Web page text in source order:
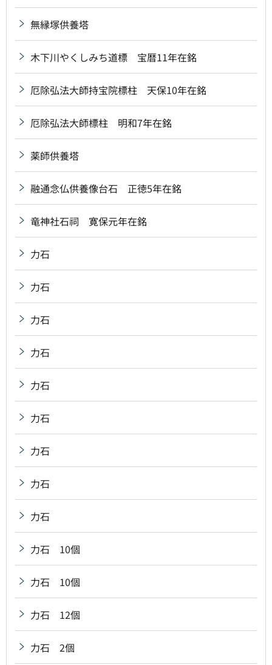
無縁塚供養塔
木下川やくしみち道標 宝暦11年在銘
厄除弘法大師持宝院標柱 天保10年在銘
厄除弘法大師標柱 明和7年在銘
薬師供養塔
融通念仏供養像台石 正徳5年在銘
竜神社石祠 寛保元年在銘
力石
力石
力石
力石
力石
力石
力石
力石
力石
力石 10個
力石 10個
力石 12個
力石 2個